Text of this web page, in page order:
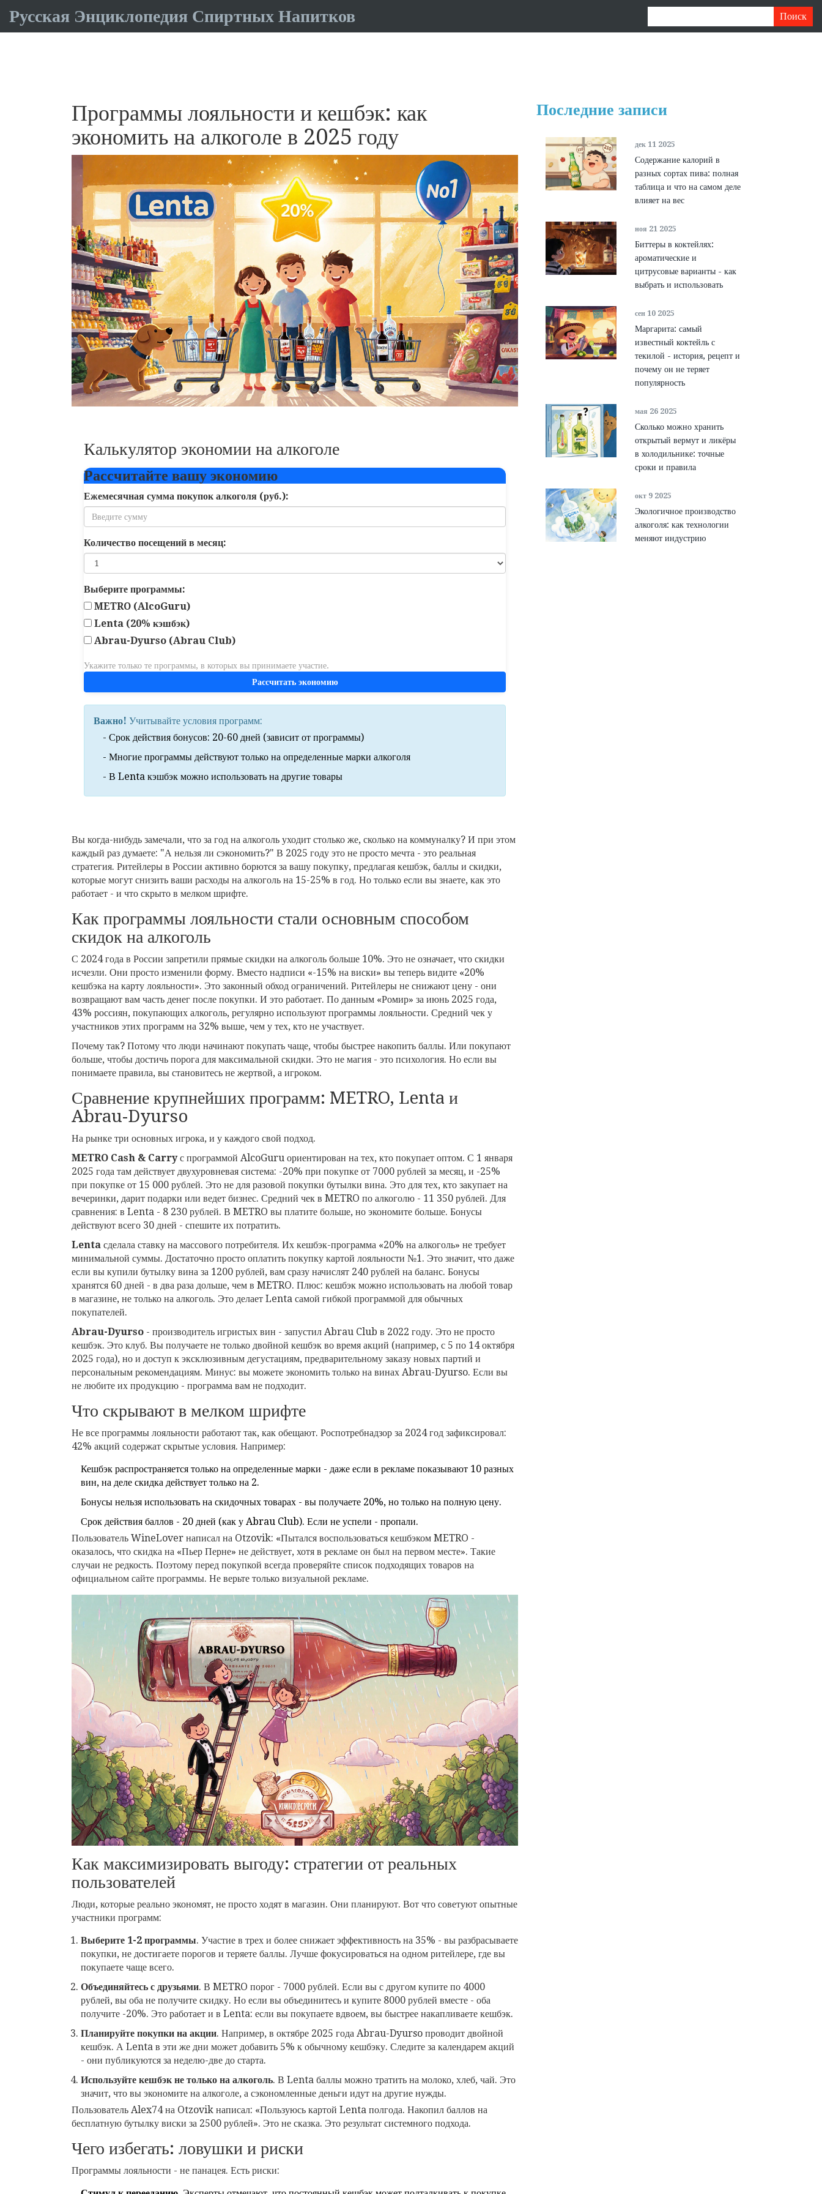
Русская Энциклопедия Спиртных Напитков
Программы лояльности и кешбэк: как
экономить на алкоголе в 2025 году
Калькулятор экономии на алкоголе
Рассчитайте вашу экономию
Ежемесячная сумма покупок алкоголя (руб.):
Количество посещений в месяц:
Выберите программы:
METRO (AlcoGuru)
Lenta (20% кэшбэк)
Abrau-Dyurso (Abrau Club)
Укажите только те программы, в которых вы принимаете участие.
Рассчитать экономию
Важно! Учитывайте условия программ:
- Срок действия бонусов: 20-60 дней (зависит от программы)
- Многие программы действуют только на определенные марки алкоголя
- В Lenta кэшбэк можно использовать на другие товары
Вы когда-нибудь замечали, что за год на алкоголь уходит столько же, сколько на коммуналку? И при этом
каждый раз думаете: "А нельзя ли сэкономить?" В 2025 году это не просто мечта - это реальная
стратегия. Ритейлеры в России активно борются за вашу покупку, предлагая кешбэк, баллы и скидки,
которые могут снизить ваши расходы на алкоголь на 15-25% в год. Но только если вы знаете, как это
работает - и что скрыто в мелком шрифте.
Как программы лояльности стали основным способом
скидок на алкоголь
С 2024 года в России запретили прямые скидки на алкоголь больше 10%. Это не означает, что скидки
исчезли. Они просто изменили форму. Вместо надписи «-15% на виски» вы теперь видите «20%
кешбэка на карту лояльности». Это законный обход ограничений. Ритейлеры не снижают цену - они
возвращают вам часть денег после покупки. И это работает. По данным «Ромир» за июнь 2025 года,
43% россиян, покупающих алкоголь, регулярно используют программы лояльности. Средний чек у
участников этих программ на 32% выше, чем у тех, кто не участвует.
Почему так? Потому что люди начинают покупать чаще, чтобы быстрее накопить баллы. Или покупают
больше, чтобы достичь порога для максимальной скидки. Это не магия - это психология. Но если вы
понимаете правила, вы становитесь не жертвой, а игроком.
Сравнение крупнейших программ: METRO, Lenta и
Abrau-Dyurso
На рынке три основных игрока, и у каждого свой подход.
METRO Cash & Carryс программой AlcoGuru ориентирован на тех, кто покупает оптом. С 1 января
2025 года там действует двухуровневая система: -20% при покупке от 7000 рублей за месяц, и -25%
при покупке от 15 000 рублей. Это не для разовой покупки бутылки вина. Это для тех, кто закупает на
вечеринки, дарит подарки или ведет бизнес. Средний чек в METRO по алкоголю - 11 350 рублей. Для
сравнения: в Lenta - 8 230 рублей. В METRO вы платите больше, но экономите больше. Бонусы
действуют всего 30 дней - спешите их потратить.
Lenta сделала ставку на массового потребителя. Их кешбэк-программа «20% на алкоголь» не требует
минимальной суммы. Достаточно просто оплатить покупку картой лояльности №1. Это значит, что даже
если вы купили бутылку вина за 1200 рублей, вам сразу начислят 240 рублей на баланс. Бонусы
хранятся 60 дней - в два раза дольше, чем в METRO. Плюс: кешбэк можно использовать на любой товар
в магазине, не только на алкоголь. Это делает Lenta самой гибкой программой для обычных
покупателей.
Abrau-Dyurso - производитель игристых вин - запустил Abrau Club в 2022 году. Это не просто
кешбэк. Это клуб. Вы получаете не только двойной кешбэк во время акций (например, с 5 по 14 октября
2025 года), но и доступ к эксклюзивным дегустациям, предварительному заказу новых партий и
персональным рекомендациям. Минус: вы можете экономить только на винах Abrau-Dyurso. Если вы
не любите их продукцию - программа вам не подходит.
Что скрывают в мелком шрифте
Не все программы лояльности работают так, как обещают. Роспотребнадзор за 2024 год зафиксировал:
42% акций содержат скрытые условия. Например:
Кешбэк распространяется только на определенные марки - даже если в рекламе показывают 10 разных
вин, на деле скидка действует только на 2.
Бонусы нельзя использовать на скидочных товарах - вы получаете 20%, но только на полную цену.
Срок действия баллов - 20 дней (как у Abrau Club). Если не успели - пропали.
Пользователь WineLover написал на Otzovik: «Пытался воспользоваться кешбэком METRO -
оказалось, что скидка на «Пьер Перне» не действует, хотя в рекламе он был на первом месте». Такие
случаи не редкость. Поэтому перед покупкой всегда проверяйте список подходящих товаров на
официальном сайте программы. Не верьте только визуальной рекламе.
Как максимизировать выгоду: стратегии от реальных
пользователей
Люди, которые реально экономят, не просто ходят в магазин. Они планируют. Вот что советуют опытные
участники программ:
Выберите 1-2 программы. Участие в трех и более снижает эффективность на 35% - вы разбрасываете
покупки, не достигаете порогов и теряете баллы. Лучше фокусироваться на одном ритейлере, где вы
покупаете чаще всего.
Объединяйтесь с друзьями. В METRO порог - 7000 рублей. Если вы с другом купите по 4000
рублей, вы оба не получите скидку. Но если вы объединитесь и купите 8000 рублей вместе - оба
получите -20%. Это работает и в Lenta: если вы покупаете вдвоем, вы быстрее накапливаете кешбэк.
Планируйте покупки на акции. Например, в октябре 2025 года Abrau-Dyurso проводит двойной
кешбэк. А Lenta в эти же дни может добавить 5% к обычному кешбэку. Следите за календарем акций
- они публикуются за неделю-две до старта.
Используйте кешбэк не только на алкоголь. В Lenta баллы можно тратить на молоко, хлеб, чай. Это
значит, что вы экономите на алкоголе, а сэкономленные деньги идут на другие нужды.
Пользователь Alex74 на Otzovik написал: «Пользуюсь картой Lenta полгода. Накопил баллов на
бесплатную бутылку виски за 2500 рублей». Это не сказка. Это результат системного подхода.
Чего избегать: ловушки и риски
Программы лояльности - не панацея. Есть риски:
Последние записи
дек 11 2025
Содержание калорий в
разных сортах пива: полная
таблица и что на самом деле
влияет на вес
ноя 21 2025
Биттеры в коктейлях:
ароматические и
цитрусовые варианты - как
выбрать и использовать
сен 10 2025
Маргарита: самый
известный коктейль с
текилой - история, рецепт и
почему он не теряет
популярность
мая 26 2025
Сколько можно хранить
открытый вермут и ликёры
в холодильнике: точные
сроки и правила
окт 9 2025
Экологичное производство
алкоголя: как технологии
меняют индустрию